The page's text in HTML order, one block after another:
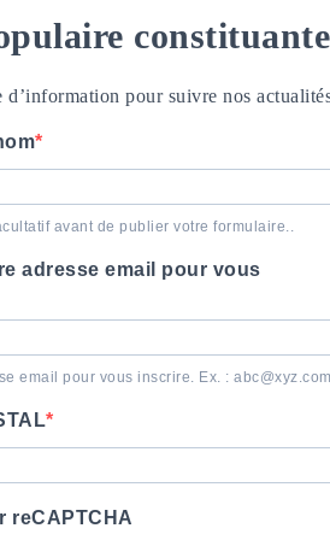
constituante
pour suivre nos
avant de publier votre formulaire..
adresse email pour vous
email pour vous inscrire. Ex. :
reCAPTCHA